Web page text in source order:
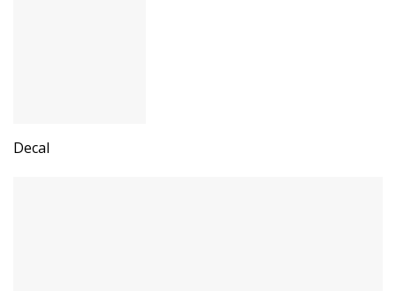
Decal